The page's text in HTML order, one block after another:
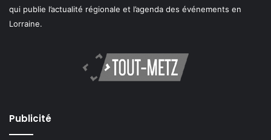
qui publie l’actualité régionale et l’agenda des événements en
Lorraine.
Publicité